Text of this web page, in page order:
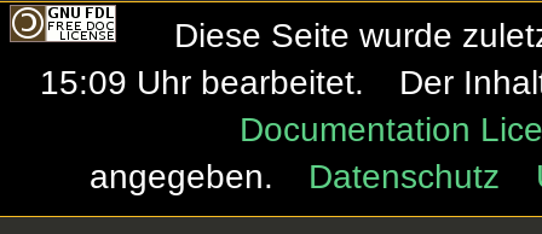
Diese Seite wurde
15:09 Uhr bearbeitet.
Der
Documentation
angegeben.
Datenschutz